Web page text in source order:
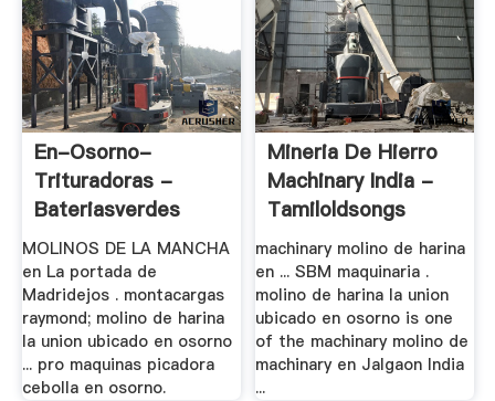
En-Osorno-
Trituradoras -
Bateriasverdes
MOLINOS DE LA MANCHA
en La portada de
Madridejos . montacargas
raymond; molino de harina
la union ubicado en osorno
... pro maquinas picadora
cebolla en osorno.
Mineria De Hierro
Machinary India -
Tamiloldsongs
machinary molino de harina
en ... SBM maquinaria .
molino de harina la union
ubicado en osorno is one
of the machinary molino de
machinary en Jalgaon India
...